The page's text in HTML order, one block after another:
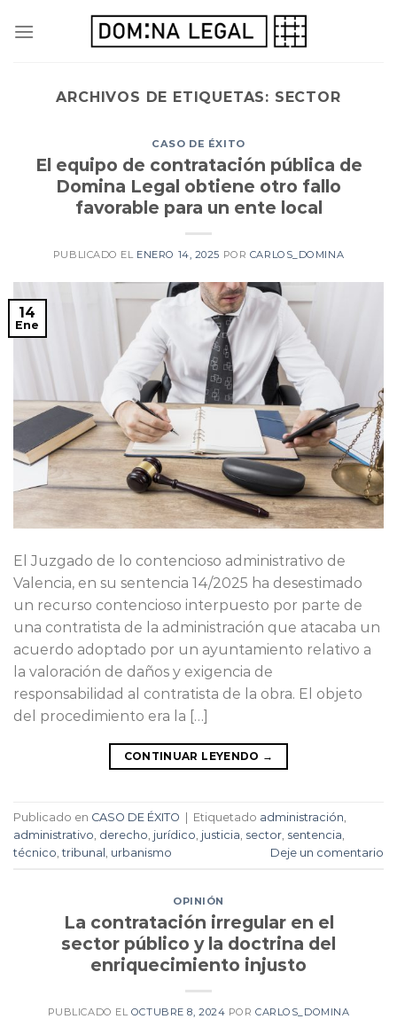
ARCHIVOS DE ETIQUETAS: SECTOR
CASO DE ÉXITO
El equipo de contratación pública de
Domina Legal obtiene otro fallo
favorable para un ente local
PUBLICADO EL ENERO 14, 2025 POR CARLOS_DOMINA
14
Ene
El Juzgado de lo contencioso administrativo de
Valencia, en su sentencia 14/2025 ha desestimado
un recurso contencioso interpuesto por parte de
una contratista de la administración que atacaba un
acuerdo adoptado por un ayuntamiento relativo a
la valoración de daños y exigencia de
responsabilidad al contratista de la obra. El objeto
del procedimiento era la […]
CONTINUAR LEYENDO →
Publicado en CASO DE ÉXITO | Etiquetado administración
administrativo derecho jurídico justicia sector sentencia
técnico ,tribunal urbanismo Deje un comentario
OPINIÓN
La contratación irregular en el
sector público y la doctrina del
enriquecimiento injusto
PUBLICADO EL OCTUBRE 8, 2024 PORCARLOS_DOMINA